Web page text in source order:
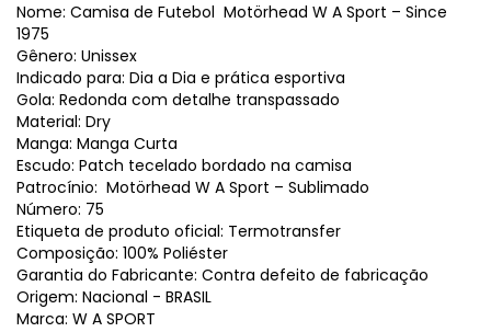
Nome: Camisa de Futebol Motörhead W A Sport – Since
1975
Gênero: Unissex
Indicado para: Dia a Dia e prática esportiva
Gola: Redonda com detalhe transpassado
Material: Dry
Manga: Manga Curta
Escudo: Patch tecelado bordado na camisa
Patrocínio: Motörhead W A Sport – Sublimado
Número: 75
Etiqueta de produto oficial: Termotransfer
Composição: 100% Poliéster
Garantia do Fabricante: Contra defeito de fabricação
Origem: Nacional - BRASIL
Marca: W A SPORT